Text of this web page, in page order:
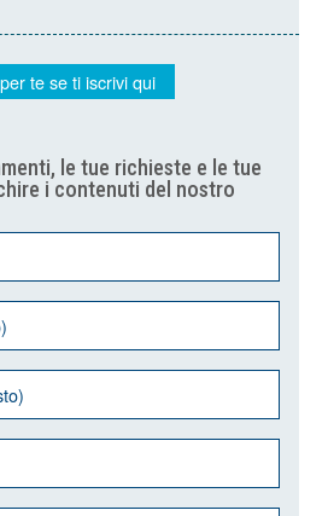
te se ti iscrivi qui
le tue richieste e le tue
i contenuti del nostro